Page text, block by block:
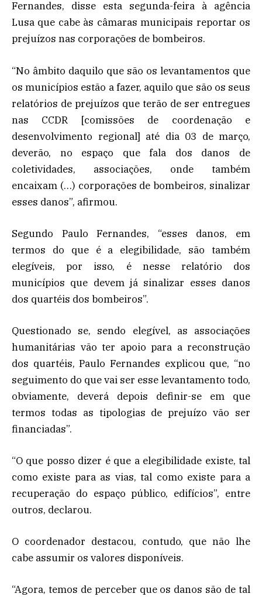
Fernandes, disse esta segunda-feira à agência
Lusa que cabe às câmaras municipais reportar os
prejuízos nas corporações de bombeiros.
“No âmbito daquilo que são os levantamentos que
os municípios estão a fazer, aquilo que são os seus
relatórios de prejuízos que terão de ser entregues
nas CCDR [comissões de coordenação e
desenvolvimento regional] até dia 03 de março,
deverão, no espaço que fala dos danos de
coletividades, associações, onde também
encaixam (…) corporações de bombeiros, sinalizar
esses danos”, afirmou.
Segundo Paulo Fernandes, “esses danos, em
termos do que é a elegibilidade, são também
elegíveis, por isso, é nesse relatório dos
municípios que devem já sinalizar esses danos
dos quartéis dos bombeiros”.
Questionado se, sendo elegível, as associações
humanitárias vão ter apoio para a reconstrução
dos quartéis, Paulo Fernandes explicou que, “no
seguimento do que vai ser esse levantamento todo,
obviamente, deverá depois definir-se em que
termos todas as tipologias de prejuízo vão ser
financiadas”.
“O que posso dizer é que a elegibilidade existe, tal
como existe para as vias, tal como existe para a
recuperação do espaço público, edifícios”, entre
outros, declarou.
O coordenador destacou, contudo, que não lhe
cabe assumir os valores disponíveis.
“Agora, temos de perceber que os danos são de tal